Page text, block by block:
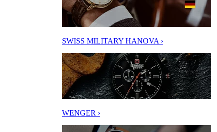
SWISS MILITARY HANOVA ›
WENGER ›